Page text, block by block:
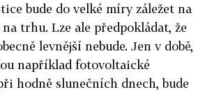
bude do velké míry záležet na
trhu. Lze ale předpokládat, že
levnější nebude. Jen v době,
například fotovoltaické
hodně slunečních dnech, bude